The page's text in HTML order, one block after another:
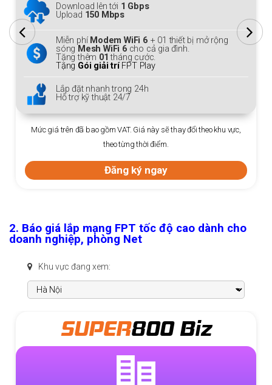
Download lên tới 1 Gbps
Upload 150 Mbps
Miễn phí Modem WiFi 6 + 01 thiết bị mở rộng
sóng Mesh WiFi 6 cho cả gia đình.
Tặng thêm 01tháng cước.
Tặng Gói giải tríFPT Play
Lắp đặt nhanh trong 24h
Hỗ trợ kỹ thuật 24/7
Mức giá trên đã bao gồm VAT. Giá này sẽ thay đổi theo khu vực,
theo từng thời điểm.
Đăng ký ngay
2. Báo giá lắp mạng FPT tốc độ cao dành cho
doanh nghiệp, phòng Net
Khu vực đang xem:
SUPER800 Biz